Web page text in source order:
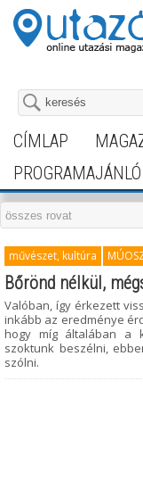
CÍMLAP
PROGRAMAJÁNLÓ
művészet, kultúra
Bőrönd nélkül,
Valóban, így érkezett
inkább az eredménye
hogy míg általában a
szoktunk beszélni,
szólni.